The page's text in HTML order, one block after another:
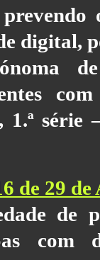
digital,
1.ª
de 29 de
de
com